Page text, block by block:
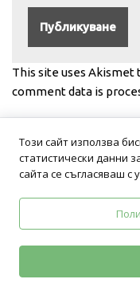
This site uses Akismet
comment data is
Политика на
Neve| Задвижван от
Този сайт използва
статистически данни
сайта се съгласяваш с